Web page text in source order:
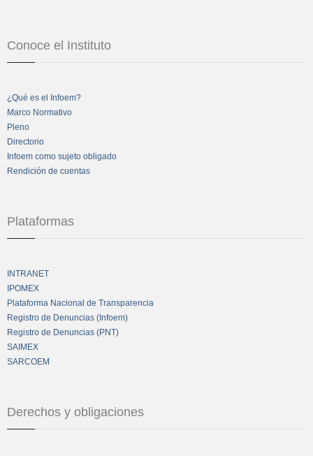
Conoce el Instituto
¿Qué es el Infoem?
Marco Normativo
Pleno
Directorio
Infoem como sujeto obligado
Rendición de cuentas
Plataformas
INTRANET
IPOMEX
Plataforma Nacional de Transparencia
Registro de Denuncias (Infoem)
Registro de Denuncias (PNT)
SAIMEX
SARCOEM
Derechos y obligaciones